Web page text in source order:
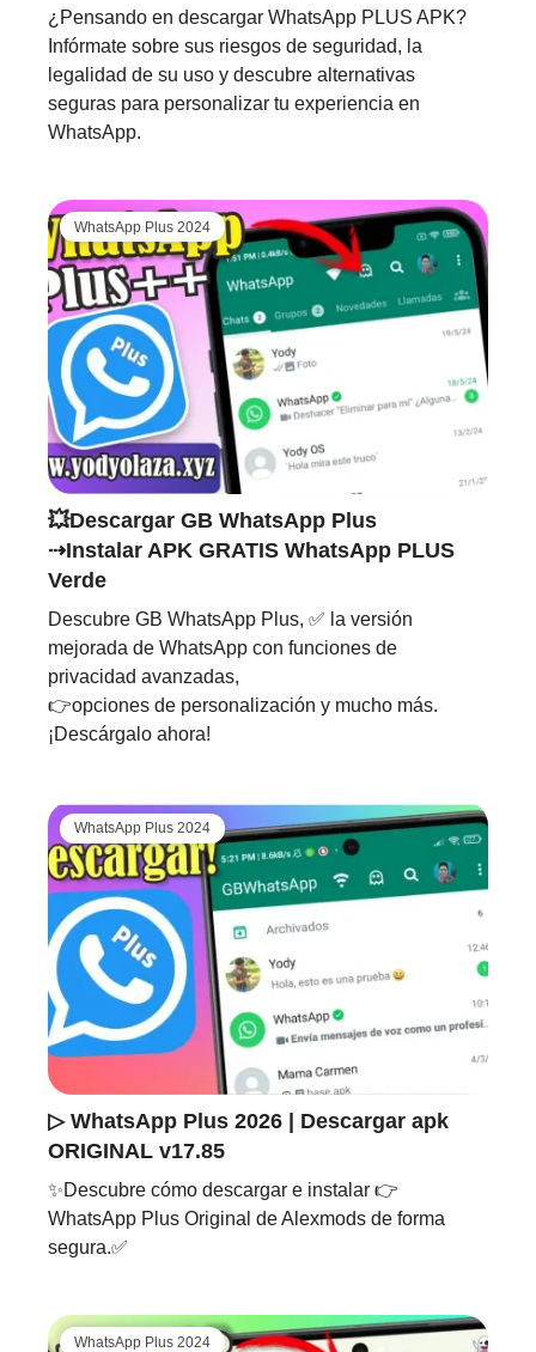
¿Pensando en descargar WhatsApp PLUS APK?
Infórmate sobre sus riesgos de seguridad, la
legalidad de su uso y descubre alternativas
seguras para personalizar tu experiencia en
WhatsApp.
WhatsApp Plus 2024
💥Descargar GB WhatsApp Plus
⇢Instalar APK GRATIS WhatsApp PLUS
Verde
Descubre GB WhatsApp Plus, ✅ la versión
mejorada de WhatsApp con funciones de
privacidad avanzadas,
👉opciones de personalización y mucho más.
¡Descárgalo ahora!
WhatsApp Plus 2024
▷ WhatsApp Plus 2026 | Descargar apk
ORIGINAL v17.85
✨Descubre cómo descargar e instalar 👉
WhatsApp Plus Original de Alexmods de forma
segura.✅
WhatsApp Plus 2024